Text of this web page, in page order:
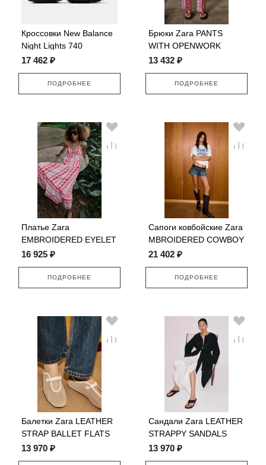
Кроссовки New Balance
Night Lights 740
17 462 ₽
ПОДРОБНЕЕ
Брюки Zara PANTS
WITH OPENWORK
EMBROIDERY
13 432 ₽
ПОДРОБНЕЕ
Платье Zara
EMBROIDERED EYELET
MIDI
16 925 ₽
ПОДРОБНЕЕ
Сапоги ковбойские Zara
MBROIDERED COWBOY
21 402 ₽
ПОДРОБНЕЕ
Балетки Zara LEATHER
STRAP BALLET FLATS
13 970 ₽
Сандали Zara LEATHER
STRAPPY SANDALS
13 970 ₽